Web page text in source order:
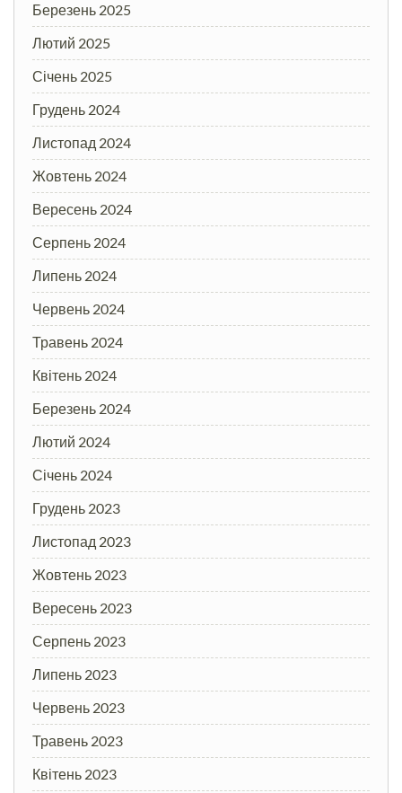
Березень 2025
Лютий 2025
Січень 2025
Грудень 2024
Листопад 2024
Жовтень 2024
Вересень 2024
Серпень 2024
Липень 2024
Червень 2024
Травень 2024
Квітень 2024
Березень 2024
Лютий 2024
Січень 2024
Грудень 2023
Листопад 2023
Жовтень 2023
Вересень 2023
Серпень 2023
Липень 2023
Червень 2023
Травень 2023
Квітень 2023